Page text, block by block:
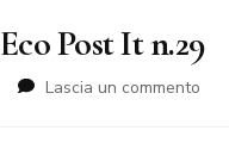
Eco Post It n.29
Lascia un commento